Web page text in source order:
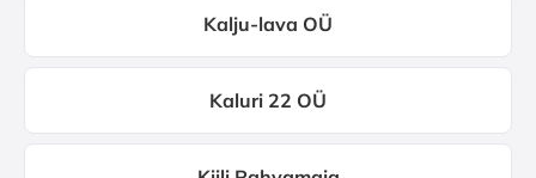
Kalju-lava OÜ
Kaluri 22 OÜ